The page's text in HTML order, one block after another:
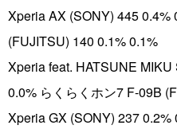
Xperia AX (SONY) 445
(FUJITSU) 140 0.1% 0.1%
Xperia feat. HATSUNE
0.0% らくらくホン7 F-09B
Xperia GX (SONY) 237